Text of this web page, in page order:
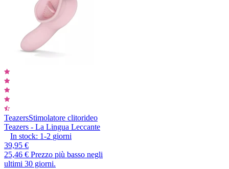
TeazersStimolatore clitorideo
Teazers - La Lingua Leccante
In stock: 1-2 giorni
39,95 €
25,46 € Prezzo più basso negli
ultimi 30 giorni.